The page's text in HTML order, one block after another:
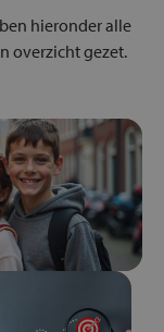
hieronder alle
overzicht gezet.